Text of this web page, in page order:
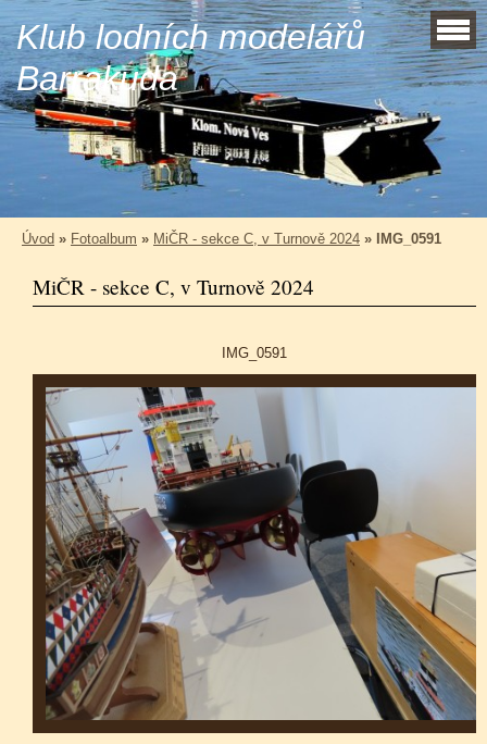
Klub lodních modelářů
Barrakuda
Úvod » Fotoalbum » MiČR - sekce C, v Turnově 2024 » IMG_0591
MiČR - sekce C, v Turnově 2024
IMG_0591